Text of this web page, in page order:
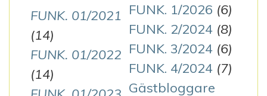
FUNK. 01/2021
(14)
FUNK. 01/2022
(14)
FUNK. 1/2026 (6)
FUNK. 2/2024 (8)
FUNK. 3/2024 (6)
FUNK. 4/2024 (7)
Gästbloggare